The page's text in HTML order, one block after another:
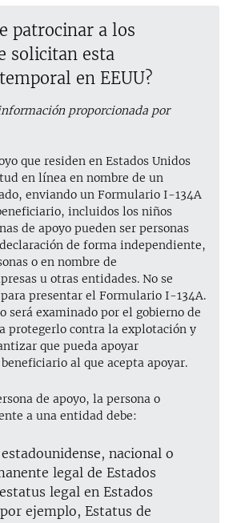
patrocinar a los
solicitan esta
en EEUU?
proporcionada por
que residen en Estados Unidos
en línea en nombre de un
enviando un Formulario I-134A
incluidos los niños
de apoyo pueden ser personas
de forma independiente,
o en nombre de
u otras entidades. No se
presentar el Formulario I-134A.
será examinado por el gobierno de
protegerlo contra la explotación y
que pueda apoyar
al que acepta apoyar.
de apoyo, la persona o
a una entidad debe:
nacional o
legal de Estados
legal en Estados
ejemplo, Estatus de